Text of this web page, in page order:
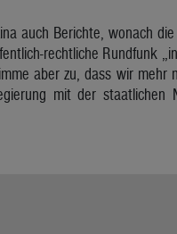
auch Berichte, wonach
rechtliche Rundfunk
aber zu, dass wir
mit der staatlichen